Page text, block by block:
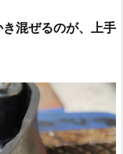
混ぜるのが、上手